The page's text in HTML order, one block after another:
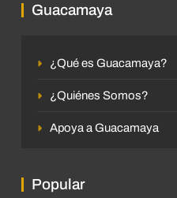
Guacamaya
¿Qué es Guacamaya?
¿Quiénes Somos?
Apoya a Guacamaya
Popular